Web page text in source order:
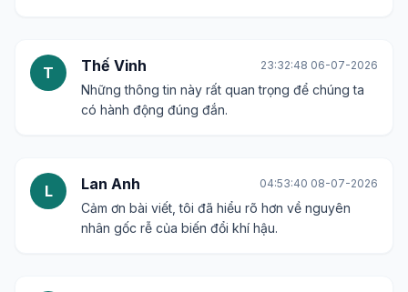
T Thế Vinh 23:32:48 06-07-2026
Những thông tin này rất quan trọng để chúng ta
có hành động đúng đắn.
L Lan Anh 04:53:40 08-07-2026
Cảm ơn bài viết, tôi đã hiểu rõ hơn về nguyên
nhân gốc rễ của biến đổi khí hậu.